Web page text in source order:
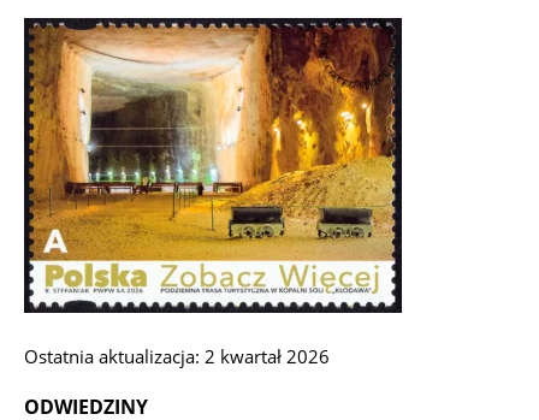
Ostatnia aktualizacja: 2 kwartał 2026
ODWIEDZINY